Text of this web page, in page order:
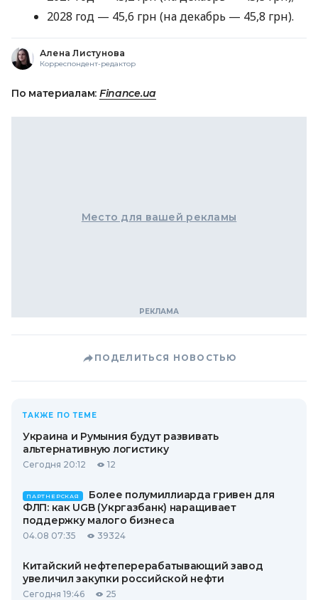
2028 год — 45,6 грн (на декабрь — 45,8 грн).
Алена Листунова
Корреспондент-редактор
По материалам: Finance.ua
Место для вашей рекламы
ПОДЕЛИТЬСЯ НОВОСТЬЮ
ТАКЖЕ ПО ТЕМЕ
Украина и Румыния будут развивать
альтернативную логистику
Сегодня 20:12 12
ПАРТНЕРСКАЯ
Более полумиллиарда гривен для
ФЛП: как UGB (Укргазбанк) наращивает
поддержку малого бизнеса
04.08 07:35 39324
Китайский нефтеперерабатывающий завод
увеличил закупки российской нефти
Сегодня 19:46 25